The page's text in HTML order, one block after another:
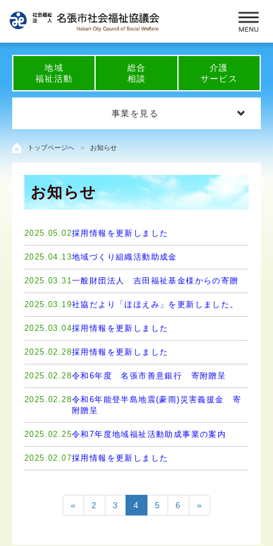
地域
福祉活動
総合
相談
介護
サービス
事業を見る
トップページへ お知らせ
お知らせ
2025.05.02採用情報を更新しました
2025.04.13地域づくり組織活動助成金
2025.03.31一般財団法人 吉田福祉基金様からの寄贈
2025.03.19社協だより「ほほえみ」を更新しました。
2025.03.04採用情報を更新しました
2025.02.28採用情報を更新しました
2025.02.28令和6年度 名張市善意銀行 寄附贈呈
2025.02.28令和6年能登半島地震(豪雨)災害義援金 寄
附贈呈
2025.02.25令和7年度地域福祉活動助成事業の案内
2025.02.07採用情報を更新しました
« 2 3 4 5 6 »